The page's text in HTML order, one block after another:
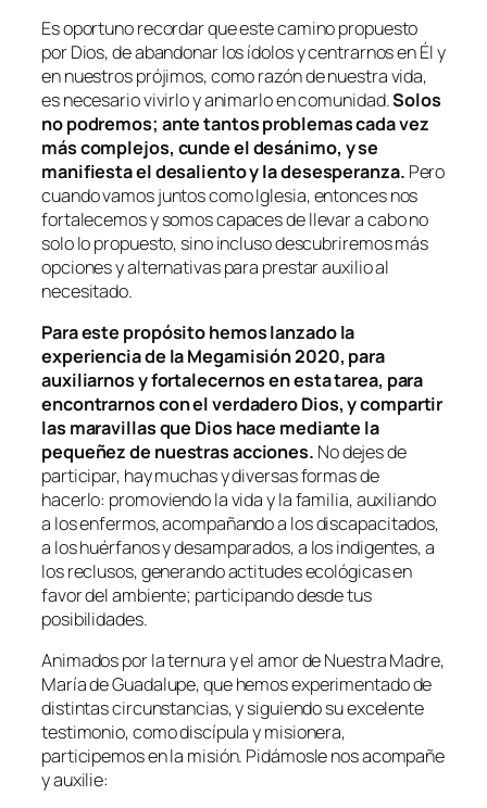
Es oportuno recordar que este camino propuesto
por Dios, de abandonar los ídolos y centrarnos en Él y
en nuestros prójimos, como razón de nuestra vida,
es necesario vivirlo y animarlo en comunidad.Solos
no podremos; ante tantos problemas cada vez
más complejos, cunde el desánimo, y se
manifiesta el desaliento y la desesperanza. Pero
cuando vamos juntos como Iglesia, entonces nos
fortalecemos y somos capaces de llevar a cabo no
solo lo propuesto, sino incluso descubriremos más
opciones y alternativas para prestar auxilio al
necesitado.
Para este propósito hemos lanzado la
experiencia de la Megamisión 2020, para
auxiliarnos y fortalecernos en esta tarea, para
encontrarnos con el verdadero Dios, y compartir
las maravillas que Dios hace mediante la
pequeñez de nuestras acciones. No dejes de
participar, hay muchas y diversas formas de
hacerlo: promoviendo la vida y la familia, auxiliando
a los enfermos, acompañando a los discapacitados,
a los huérfanos y desamparados, a los indigentes, a
los reclusos, generando actitudes ecológicas en
favor del ambiente; participando desde tus
posibilidades.
Animados por la ternura y el amor de Nuestra Madre,
María de Guadalupe, que hemos experimentado de
distintas circunstancias, y siguiendo su excelente
testimonio, como discípula y misionera,
participemos en la misión. Pidámosle nos acompañe
y auxilie: